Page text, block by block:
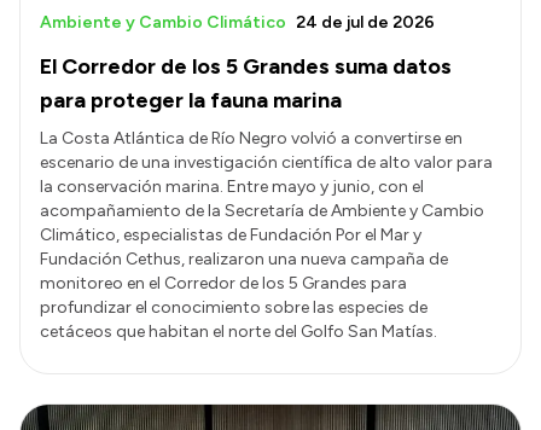
El Corredor de los 5 Grandes suma datos
para proteger la fauna marina
Ambiente y Cambio Climático 24 de jul de 2026
La Costa Atlántica de Río Negro volvió a convertirse en
escenario de una investigación científica de alto valor para
la conservación marina. Entre mayo y junio, con el
acompañamiento de la Secretaría de Ambiente y Cambio
Climático, especialistas de Fundación Por el Mar y
Fundación Cethus, realizaron una nueva campaña de
monitoreo en el Corredor de los 5 Grandes para
profundizar el conocimiento sobre las especies de
cetáceos que habitan el norte del Golfo San Matías.